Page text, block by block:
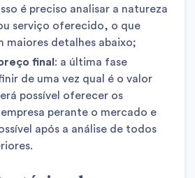
é preciso analisar a natureza
serviço oferecido, o que
maiores detalhes abaixo;
final: a última fase
de uma vez qual é o valor
possível oferecer os
perante o mercado e
após a análise de todos